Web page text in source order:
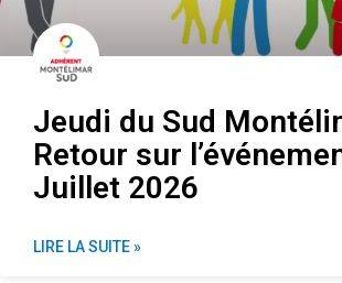
Jeudi du Sud
Retour sur
Juillet 2026
LIRE LA SUITE »